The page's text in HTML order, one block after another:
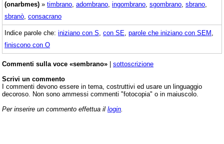
(onarbmes) » timbrano adombrano ingombrano sgombrano sbrano
sbranò consacrano
Indice parole che: iniziano con S con SE parole che iniziano con SEM
finiscono con O
Commenti sulla voce «sembrano» | sottoscrizione
Scrivi un commento
I commenti devono essere in tema, costruttivi ed usare un linguaggio
decoroso. Non sono ammessi commenti "fotocopia" o in maiuscolo.
Per inserire un commento effettua il login